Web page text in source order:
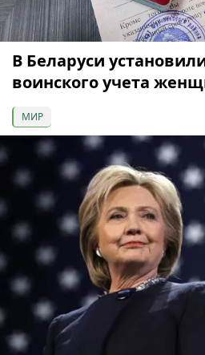
В Беларуси
воинского учета
МИР